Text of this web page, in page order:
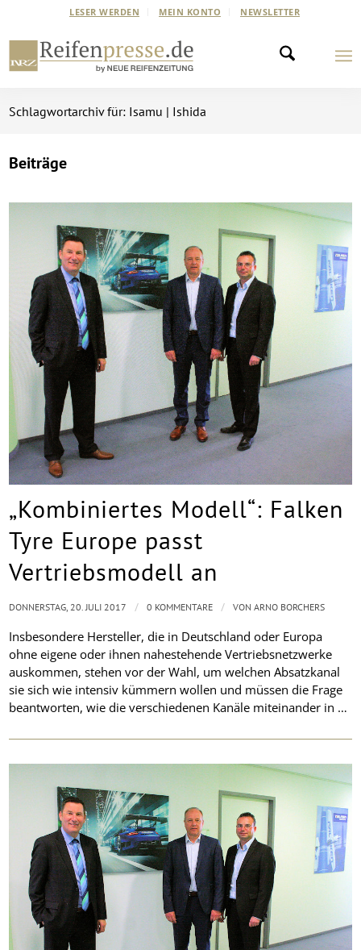
LESER WERDEN MEIN KONTO NEWSLETTER
Schlagwortarchiv für: Isamu | Ishida
Beiträge
„Kombiniertes Modell“: Falken
Tyre Europe passt
Vertriebsmodell an
Insbesondere Hersteller, die in Deutschland oder Europa
ohne eigene oder ihnen nahestehende Vertriebsnetzwerke
auskommen, stehen vor der Wahl, um welchen Absatzkanal
sie sich wie intensiv kümmern wollen und müssen die Frage
beantworten, wie die verschiedenen Kanäle miteinander in …
DONNERSTAG, 20. JULI 2017 / 0 KOMMENTARE / VONARNO BORCHERS